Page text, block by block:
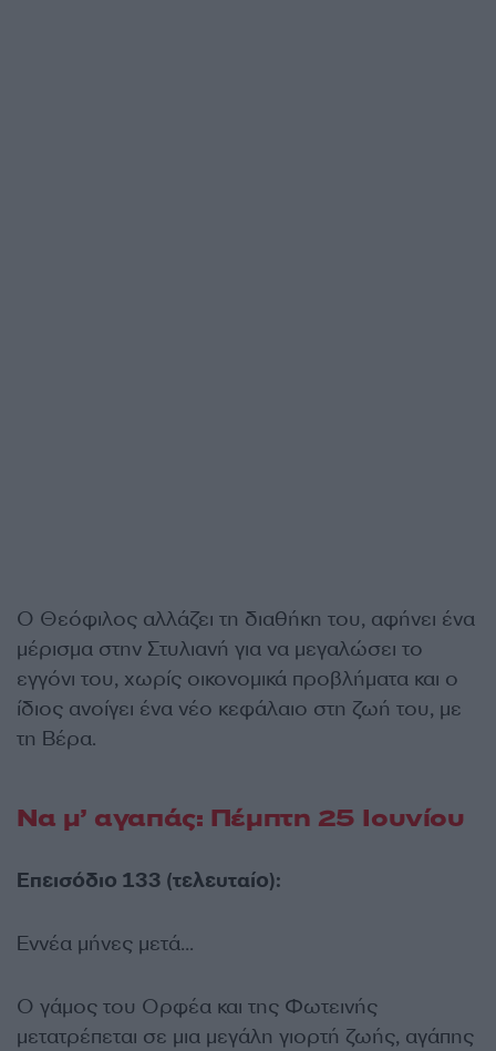
Ο Θεόφιλος αλλάζει τη διαθήκη του, αφήνει ένα
μέρισμα στην Στυλιανή για να μεγαλώσει το
εγγόνι του, χωρίς οικονομικά προβλήματα και ο
ίδιος ανοίγει ένα νέο κεφάλαιο στη ζωή του, με
τη Βέρα.
Να μ’ αγαπάς: Πέμπτη 25 Ιουνίου
Επεισόδιο 133 (τελευταίο):
Εννέα μήνες μετά…
Ο γάμος του Ορφέα και της Φωτεινής
μετατρέπεται σε μια μεγάλη γιορτή ζωής, αγάπης